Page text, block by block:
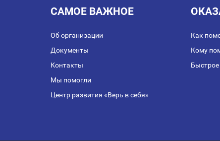
САМОЕ ВАЖНОЕ
Об организации
Документы
Контакты
Мы помогли
Центр развития «Верь в себя»
Как
Кому